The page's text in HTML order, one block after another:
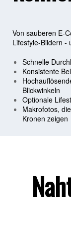
Von sauberen E-
Lifestyle-Bildern -
Schnelle
Konsistente
Blickwinkeln
Optionale
Makrofotos,
Kronen zeigen